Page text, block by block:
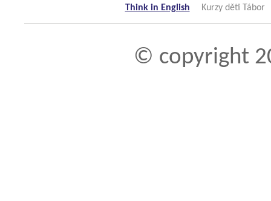
Think in English Kurzy děti Tábor
© copyright